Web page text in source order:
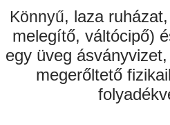
Könnyű, laza
melegítő, váltócipő)
egy üveg
megerőltető